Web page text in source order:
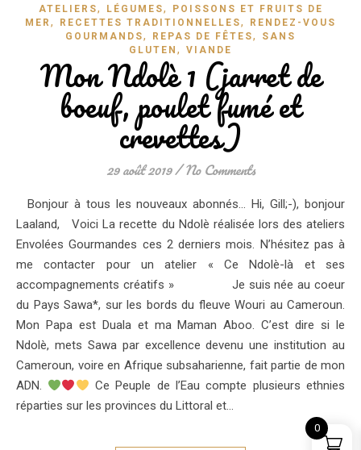
ATELIERS, LÉGUMES,
POISSONS ET FRUITS DE
MER , RECETTES TRADITIONNELLES,
RENDEZ-VOUS
GOURMANDS, REPAS DE FÊTES,
SANS
GLUTEN , VIANDE
Mon Ndolè 1 (jarret de
boeuf, poulet fumé et
crevettes)
29 août 2019/No Comments
Bonjour à tous les nouveaux abonnés… Hi, Gill;-), bonjour
Laaland, Voici La recette du Ndolè réalisée lors des ateliers
Envolées Gourmandes ces 2 derniers mois. N’hésitez pas à
me contacter pour un atelier « Ce Ndolè-là et ses
accompagnements créatifs » Je suis née au coeur
du Pays Sawa*, sur les bords du fleuve Wouri au Cameroun.
Mon Papa est Duala et ma Maman Aboo. C’est dire si le
Ndolè, mets Sawa par excellence devenu une institution au
Cameroun, voire en Afrique subsaharienne, fait partie de mon
ADN.
Ce Peuple de l’Eau compte plusieurs ethnies
réparties sur les provinces du Littoral et…
0